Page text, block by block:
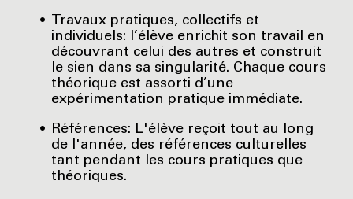
Travaux pratiques, collectifs et
individuels: l’élève enrichit son travail en
découvrant celui des autres et construit
le sien dans sa singularité. Chaque cours
théorique est assorti d’une
expérimentation pratique immédiate.
Références: L'élève reçoit tout au long
de l'année, des références culturelles
tant pendant les cours pratiques que
théoriques.